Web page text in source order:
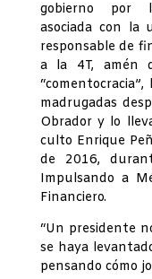
gobierno por
asociada con la
responsable de
a la 4T, amén
madrugadas
Obrador y lo
culto Enrique
de 2016,
Impulsando a
Financiero.
“Un presidente
se haya
pensando cómo